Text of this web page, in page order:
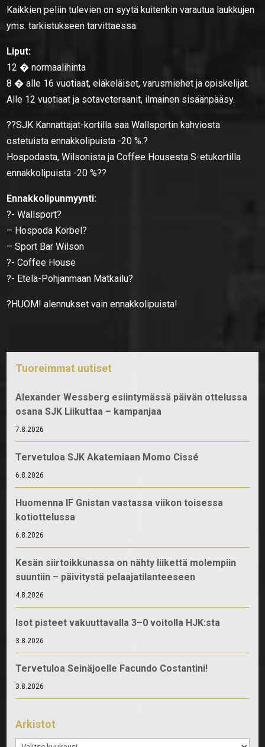
Kaikkien peliin tulevien on syytä kuitenkin varautua laukkujen
yms. tarkistukseen tarvittaessa.
Liput:
12 � normaalihinta
8 � alle 16 vuotiaat, eläkeläiset, varusmiehet ja opiskelijat.
Alle 12 vuotiaat ja sotaveteraanit, ilmainen sisäänpääsy.
??SJK Kannattajat-kortilla saa Wallsportin kahviosta
ostetuista ennakkolipuista -20 %.?
Hospodasta, Wilsonista ja Coffee Housesta S-etukortilla
ennakkolipuista -20 %??
Ennakkolipunmyynti:
?- Wallsport?
– Hospoda Korbel?
– Sport Bar Wilson
?- Coffee House
?- Etelä-Pohjanmaan Matkailu?
?HUOM! alennukset vain ennakkolipuista!
Tuoreimmat uutiset
Alexander Wessberg esiintymässä päivän ottelussa
osana SJK Liikuttaa – kampanjaa
7.8.2026
Tervetuloa SJK Akatemiaan Momo Cissé
6.8.2026
Huomenna IF Gnistan vastassa viikon toisessa
kotiottelussa
6.8.2026
Kesän siirtoikkunassa on nähty liikettä molempiin
suuntiin – päivitystä pelaajatilanteeseen
4.8.2026
Isot pisteet vakuuttavalla 3–0 voitolla HJK:sta
3.8.2026
Tervetuloa Seinäjoelle Facundo Costantini!
3.8.2026
Arkistot